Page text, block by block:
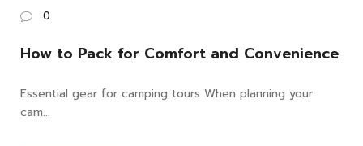
0
How to Pack for Comfort and Convenience
Essential gear for camping tours When planning your
cam...